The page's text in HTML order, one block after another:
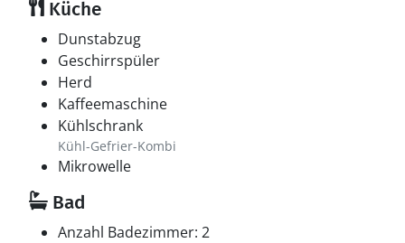
Küche
Dunstabzug
Geschirrspüler
Herd
Kaffeemaschine
Kühlschrank
Kühl-Gefrier-Kombi
Mikrowelle
Bad
Anzahl Badezimmer: 2